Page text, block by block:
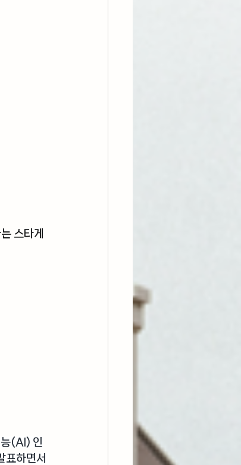
스타게
(AI) 인
표하면서